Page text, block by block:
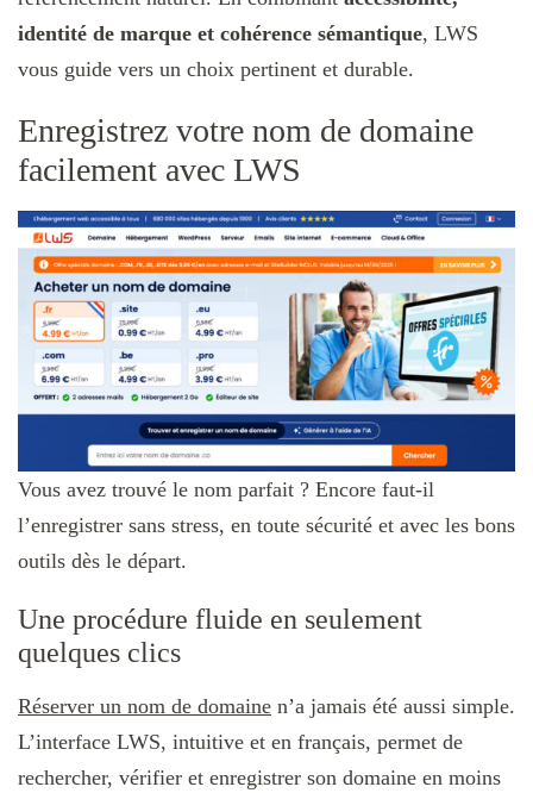
identité de marque et cohérence sémantique, LWS
vous guide vers un choix pertinent et durable.
Enregistrez votre nom de domaine
facilement avec LWS
Vous avez trouvé le nom parfait ? Encore faut-il
l’enregistrer sans stress, en toute sécurité et avec les bons
outils dès le départ.
Une procédure fluide en seulement
quelques clics
Réserver un nom de domaine n’a jamais été aussi simple.
L’interface LWS, intuitive et en français, permet de
rechercher, vérifier et enregistrer son domaine en moins